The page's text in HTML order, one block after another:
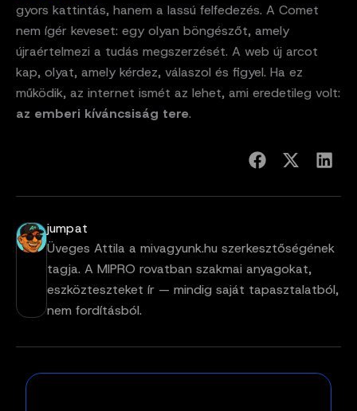
gyors kattintás, hanem a lassú felfedezés. A Comet
nem ígér keveset: egy olyan böngészőt, amely
újraértelmezi a tudás megszerzését. A web új arcot
kap, olyat, amely kérdez, válaszol és figyel. Ha ez
működik, az internet ismét az lehet, ami eredetileg volt:
az emberi kíváncsiság tere.
jumpat
Üveges Attila a mivagyunk.hu szerkesztőségének
tagja. A MIPRO rovatban szakmai anyagokat,
eszközteszteket ír — mindig saját tapasztalatból,
nem fordításból.